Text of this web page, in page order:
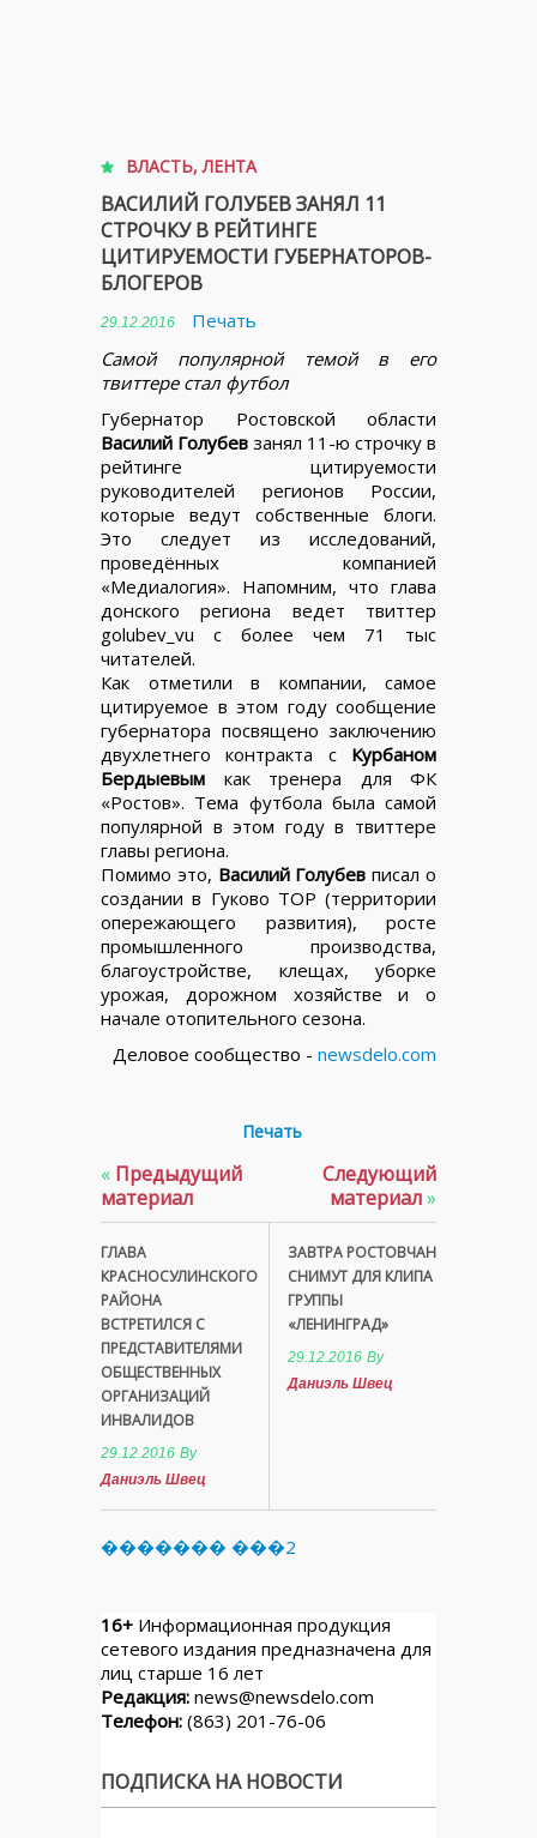
ВЛАСТЬ,ЛЕНТА
ВАСИЛИЙ ГОЛУБЕВ ЗАНЯЛ 11
СТРОЧКУ В РЕЙТИНГЕ
ЦИТИРУЕМОСТИ ГУБЕРНАТОРОВ-
БЛОГЕРОВ
29.12.2016
Печать
Самой популярной темой в его
твиттере стал футбол
Губернатор Ростовской области
Василий Голубев занял 11-ю строчку в
рейтинге цитируемости
руководителей регионов России,
которые ведут собственные блоги.
Это следует из исследований,
проведённых компанией
«Медиалогия». Напомним, что глава
донского региона ведет твиттер
golubev_vu с более чем 71 тыс
читателей.
Как отметили в компании, самое
цитируемое в этом году сообщение
губернатора посвящено заключению
двухлетнего контракта с Курбаном
Бердыевым как тренера для ФК
«Ростов». Тема футбола была самой
популярной в этом году в твиттере
главы региона.
Помимо это, Василий Голубев писал о
создании в Гуково ТОР (территории
опережающего развития), росте
промышленного производства,
благоустройстве, клещах, уборке
урожая, дорожном хозяйстве и о
начале отопительного сезона.
Деловое сообщество - newsdelo.com
Печать
« Предыдущий
материал
ГЛАВА
КРАСНОСУЛИНСКОГО
РАЙОНА
ВСТРЕТИЛСЯ С
ПРЕДСТАВИТЕЛЯМИ
ОБЩЕСТВЕННЫХ
ОРГАНИЗАЦИЙ
ИНВАЛИДОВ
29.12.2016 By
Даниэль Швец
Следующий
материал»
ЗАВТРА РОСТОВЧАН
СНИМУТ ДЛЯ КЛИПА
ГРУППЫ
«ЛЕНИНГРАД»
29.12.2016 By
Даниэль Швец
������� ���2
16+ Информационная продукция
сетевого издания предназначена для
лиц старше 16 лет
Редакция: news@newsdelo.com
Телефон: (863) 201-76-06
ПОДПИСКА НА НОВОСТИ